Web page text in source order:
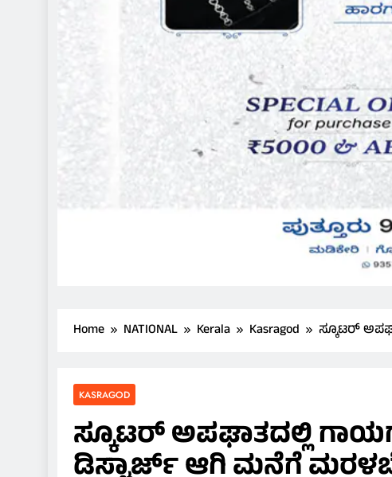
Home NATIONAL Kerala Kasragod ಸ್ಕೂಟರ್
KASRAGOD
ಸ್ಕೂಟರ್ ಅಪಘಾತದಲ್ಲಿ